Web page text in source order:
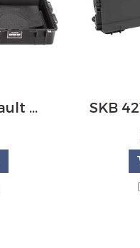
Pelican V700 Vault Bow Case